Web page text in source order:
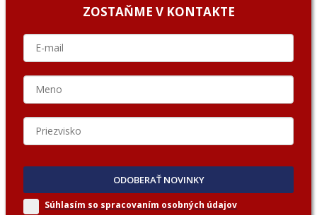
ZOSTAŇME V KONTAKTE
ODOBERAŤ NOVINKY
Súhlasím so spracovaním osobných údajov